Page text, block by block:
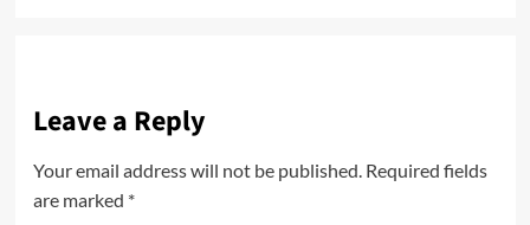
Leave a Reply
Your email address will not be published. Required fields
are marked *